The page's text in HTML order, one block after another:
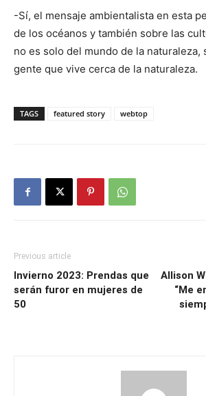
-Sí, el mensaje ambientalista en esta
de los océanos y también sobre las
no es solo del mundo de la naturaleza,
gente que vive cerca de la naturaleza.
TAGS featured story webtop
Previous article
Invierno 2023: Prendas que
serán furor en mujeres de
50
Allison
“Me